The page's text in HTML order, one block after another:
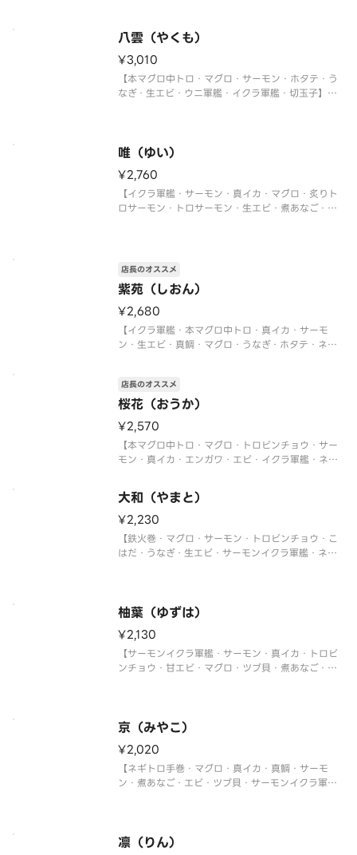
八雲（やくも）
¥3,010
【本マグロ中トロ・マグロ・サーモン・ホタテ・う
なぎ・生エビ・ウニ軍艦・イクラ軍艦・切玉子】
唯（ゆい）
¥2,760
【イクラ軍艦・サーモン・真イカ・マグロ・炙りト
ロサーモン・トロサーモン・生エビ・煮あなご・炙
紫苑（しおん）
店長のオススメ
¥2,680
【イクラ軍艦・本マグロ中トロ・真イカ・サーモ
ン・生エビ・真鯛・マグロ・うなぎ・ホタテ・ネギ
桜花（おうか）
店長のオススメ
¥2,570
【本マグロ中トロ・マグロ・トロビンチョウ・サー
モン・真イカ・エンガワ・エビ・イクラ軍艦・ネギ
〈本マグロ中トロ使用〉
大和（やまと）
¥2,230
【鉄火巻・マグロ・サーモン・トロビンチョウ・こ
はだ・うなぎ・生エビ・サーモンイクラ軍艦・ネギ
柚葉（ゆずは）
¥2,130
【サーモンイクラ軍艦・サーモン・真イカ・トロビ
ンチョウ・甘エビ・マグロ・ツブ貝・煮あなご・ネ
京（みやこ）
¥2,020
【ネギトロ手巻・マグロ・真イカ・真鯛・サーモ
ン・煮あなご・エビ・ツブ貝・サーモンイクラ軍
凛（りん）